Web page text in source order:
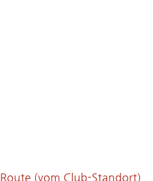
Route (vom Club-Standort)